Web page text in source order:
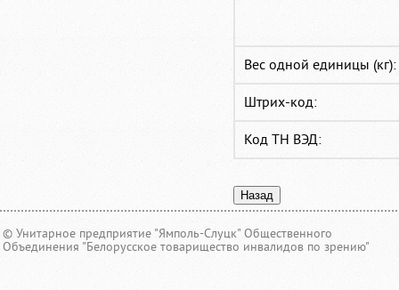
Вес одной единицы (кг):
Штрих-код:
Код ТН ВЭД:
© Унитарное предприятие "Ямполь-Слуцк" Общественного
Объединения "Белорусское товарищество инвалидов по зрению"